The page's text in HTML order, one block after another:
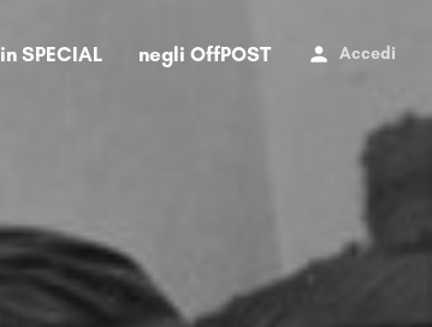
in SPECIAL negli OffPOST Accedi